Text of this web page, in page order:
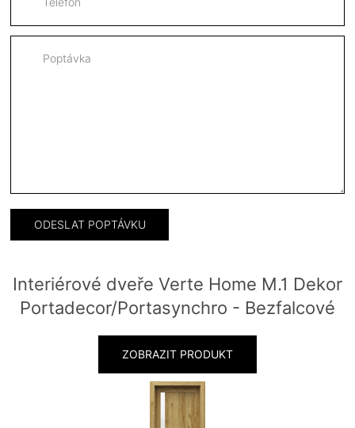
Interiérové dveře Verte Home M.1 Dekor
Portadecor/Portasynchro - Bezfalcové
ZOBRAZIT PRODUKT